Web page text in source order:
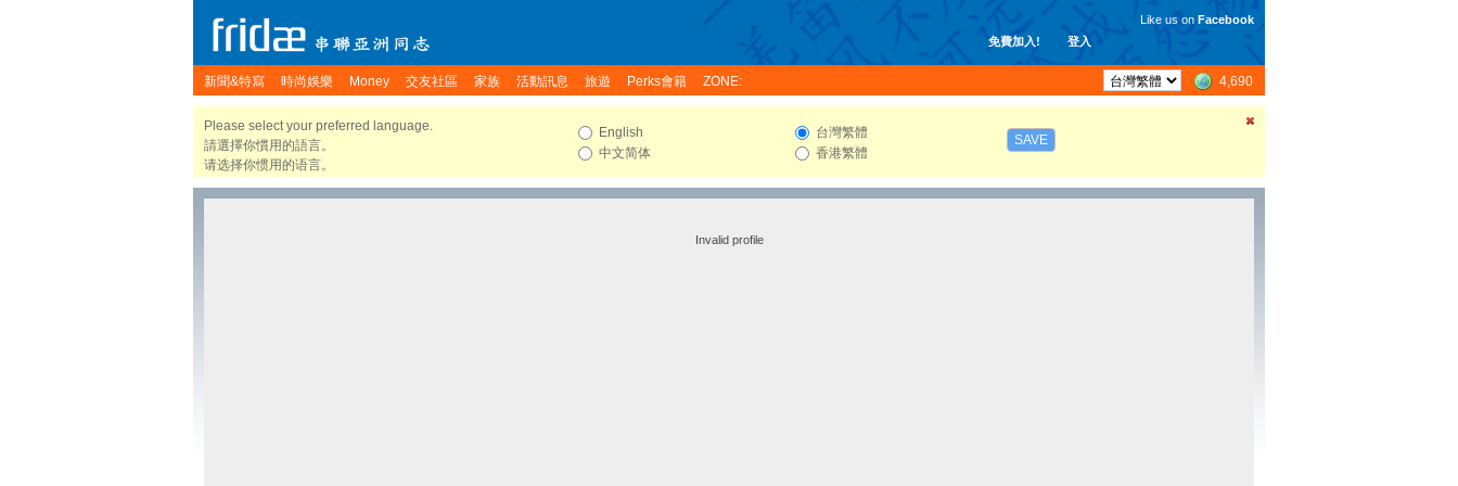
免費加入! 登入
Like us on Facebook
新聞&特寫 時尚娛樂 Money 交友社區 家族 活動訊息 旅遊 Perks會籍 ZONE: 4,690
Please select your preferred language.
請選擇你慣用的語言。
请选择你惯用的语言。
English
中文简体
台灣繁體
香港繁體
SAVE
Invalid profile